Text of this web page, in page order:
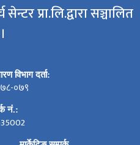
प्रा.लि.द्वारा सञ्चालित
।
विभाग दर्ता:
०७९
नं.: